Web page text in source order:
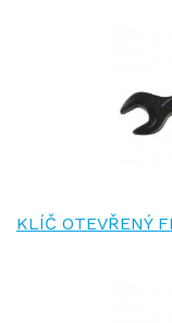
KLÍČ OTEVŘENÝ